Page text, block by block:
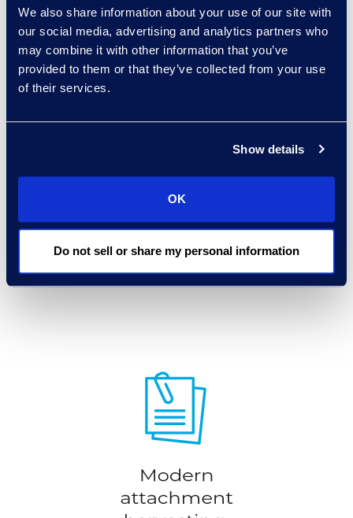
We also share information about your use of our site with
our social media, advertising and analytics partners who
may combine it with other information that you’ve
provided to them or that they’ve collected from your use
of their services.
Show details
OK
Do not sell or share my personal information